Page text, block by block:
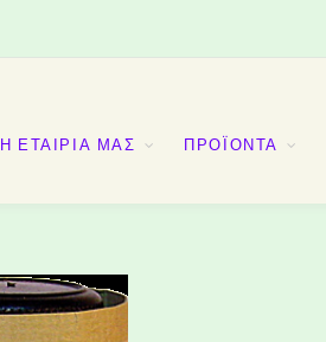
Η ΕΤΑΙΡΙΑ ΜΑΣ ΠΡΟΪΟΝΤΑ